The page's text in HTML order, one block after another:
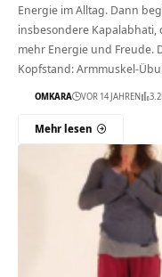
Energie im Alltag. Dann
insbesondere
mehr Energie und Freude.
Kopfstand: Armmuskel-
OMKARA VOR 14 JAHREN
Mehr lesen